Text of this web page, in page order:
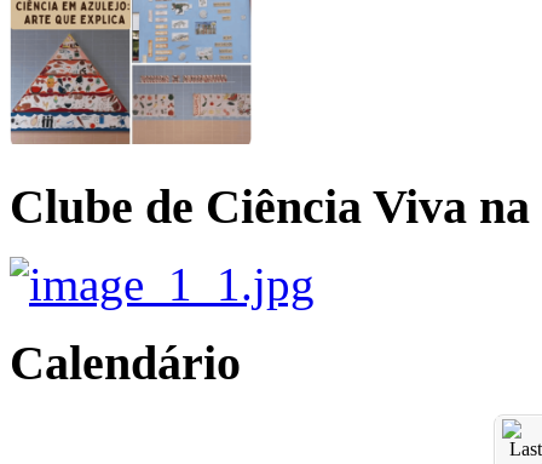
Clube de Ciência Viva
Calendário